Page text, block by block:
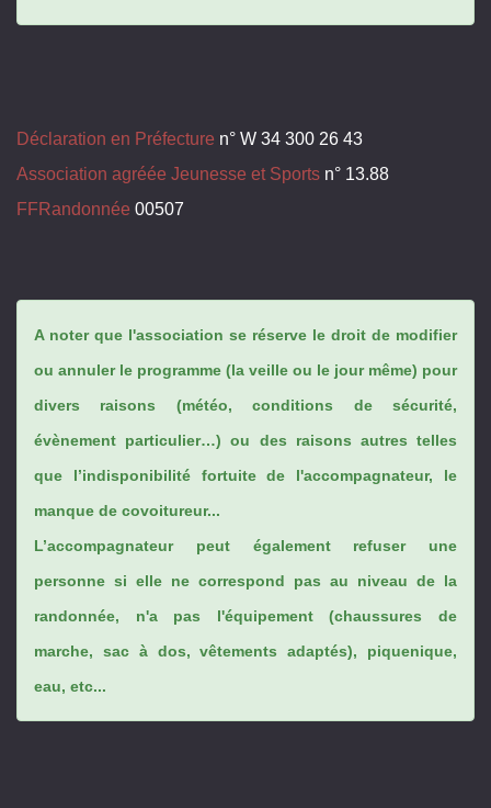
Déclaration en Préfecture n° W 34 300 26 43
Association agréée Jeunesse et Sports n° 13.88
FFRandonnée 00507
A noter que l'association se réserve le droit de modifier
ou annuler le programme (la veille ou le jour même) pour
divers raisons (météo, conditions de sécurité,
évènement particulier…) ou des raisons autres telles
que l’indisponibilité fortuite de l'accompagnateur, le
manque de covoitureur...
L’accompagnateur peut également refuser une
personne si elle ne correspond pas au niveau de la
randonnée, n'a pas l'équipement (chaussures de
marche, sac à dos, vêtements adaptés), piquenique,
eau, etc...